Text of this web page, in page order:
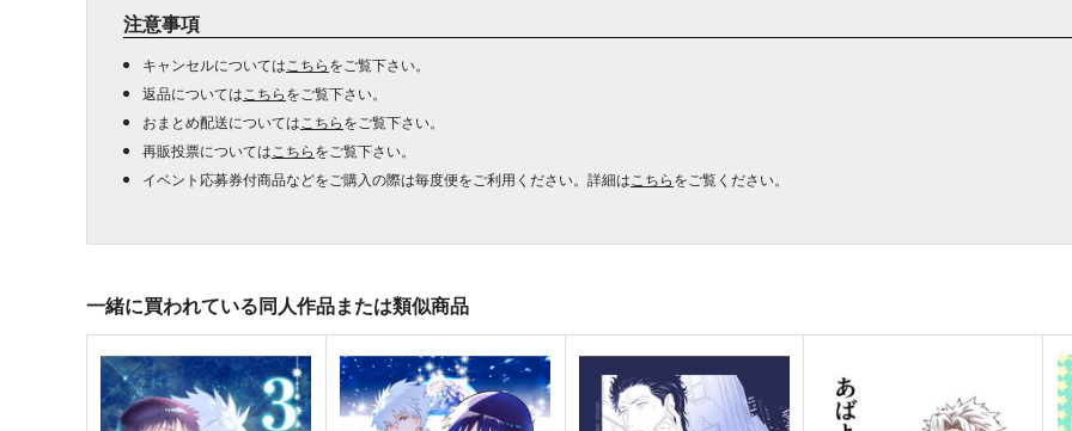
注意事項
キャンセルについては こちらをご覧下さい。
返品については こちらをご覧下さい。
おまとめ配送については こちらをご覧下さい。
再販投票については こちらをご覧下さい。
イベント応募券付商品などをご購入の際は毎度便をご利用ください。詳細は こちらをご覧ください。
一緒に買われている同人作品または類似商品